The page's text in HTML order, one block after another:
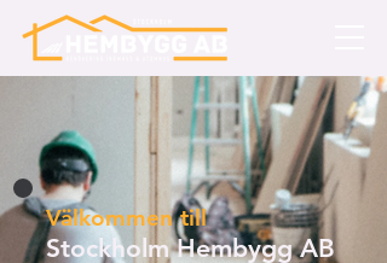
Välkommen till
Stockholm Hembygg AB